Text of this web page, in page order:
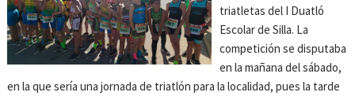
triatletas del I Duatló
Escolar de Silla. La
competición se disputaba
en la mañana del sábado,
en la que sería una jornada de triatlón para la localidad, pues la tarde